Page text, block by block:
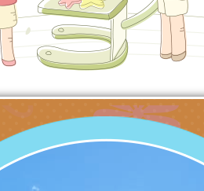
覺設計競賽
部訂於115
下午2時至5
學教育館（
商路189號）
年度515國
115學年度
樂班鑑定二
新聞處115
府新聞處115
福利部辦理